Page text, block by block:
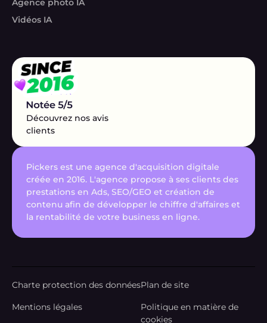
Vidéos IA
Découvrez nos avis
clients
Pickers est une agence d'acquisition digitale
créée en 2016. L'agence propose à ses clients des
prestations en Ads, SEO/GEO et création de
contenu afin de développer le chiffre d'affaires et
la rentabilité de votre business en ligne.
Charte protection des donnéesPlan de site
Mentions légales
Politique en matière de
cookies